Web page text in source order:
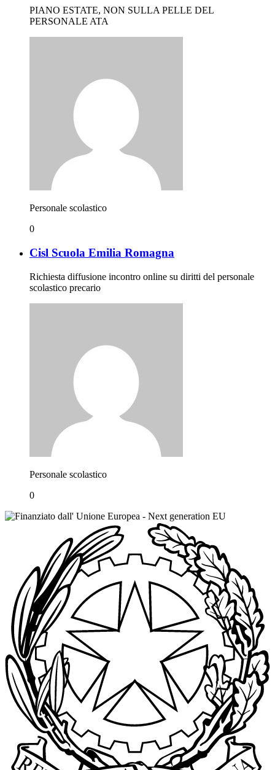
PIANO ESTATE, NON SULLA PELLE DEL
PERSONALE ATA
Personale scolastico
0
Cisl Scuola Emilia Romagna
Richiesta diffusione incontro online su diritti del personale
scolastico precario
Personale scolastico
0